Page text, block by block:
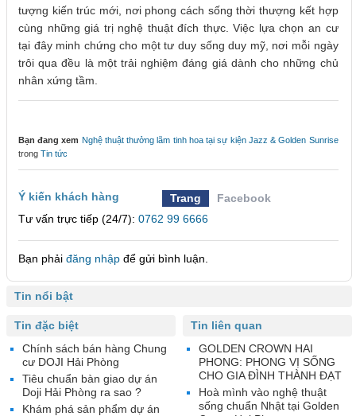
tượng kiến trúc mới, nơi phong cách sống thời thượng kết hợp
cùng những giá trị nghệ thuật đích thực. Việc lựa chọn an cư
tại đây minh chứng cho một tư duy sống duy mỹ, nơi mỗi ngày
trôi qua đều là một trải nghiệm đáng giá dành cho những chủ
nhân xứng tầm.
Bạn đang xem Nghệ thuật thưởng lãm tinh hoa tại sự kiện Jazz & Golden Sunrise
trong Tin tức
Ý kiến khách hàng Trang
Facebook
Tư vấn trực tiếp (24/7): 0762 99 6666
Bạn phải đăng nhập để gửi bình luận.
Tin nổi bật
Tin liên quan
GOLDEN CROWN HAI
PHONG: PHONG VỊ SỐNG
CHO GIA ĐÌNH THÀNH ĐẠT
Hoà mình vào nghệ thuật
sống chuẩn Nhật tại Golden
Tin đặc biệt
Chính sách bán hàng Chung
cư DOJI Hải Phòng
Tiêu chuẩn bàn giao dự án
Doji Hải Phòng ra sao ?
Khám phá sản phẩm dự án